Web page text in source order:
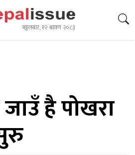
मङ्गलबार, १२ श्रावण २०८३
है पोखरा